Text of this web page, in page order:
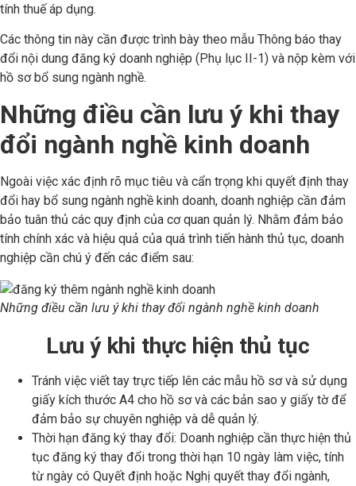
tính thuế áp dụng.
Các thông tin này cần được trình bày theo mẫu Thông báo thay
đổi nội dung đăng ký doanh nghiệp (Phụ lục II-1) và nộp kèm với
hồ sơ bổ sung ngành nghề.
Những điều cần lưu ý khi thay
đổi ngành nghề kinh doanh
Ngoài việc xác định rõ mục tiêu và cẩn trọng khi quyết định thay
đổi hay bổ sung ngành nghề kinh doanh, doanh nghiệp cần đảm
bảo tuân thủ các quy định của cơ quan quản lý. Nhằm đảm bảo
tính chính xác và hiệu quả của quá trình tiến hành thủ tục, doanh
nghiệp cần chú ý đến các điểm sau:
Những điều cần lưu ý khi thay đổi ngành nghề kinh doanh
Lưu ý khi thực hiện thủ tục
Tránh việc viết tay trực tiếp lên các mẫu hồ sơ và sử dụng
giấy kích thước A4 cho hồ sơ và các bản sao y giấy tờ để
đảm bảo sự chuyên nghiệp và dễ quản lý.
Thời hạn đăng ký thay đổi: Doanh nghiệp cần thực hiện thủ
tục đăng ký thay đổi trong thời hạn 10 ngày làm việc, tính
từ ngày có Quyết định hoặc Nghị quyết thay đổi ngành,